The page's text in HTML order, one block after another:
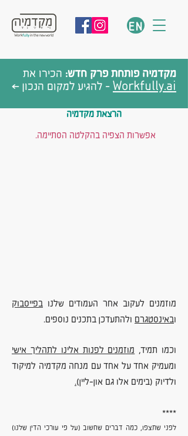
EN
מקדמיה פותחת פרק חדש: הכירו את
Workfully.ai- להגיע למקום הנכון >
הרצאת מקדמיה
אפשרות הצפיה בהקלטה הסתיימה.
מוזמנים לעקוב אחר העמודים שלנו בפייסבוק
ובאינסטגרם ולהתעדכן בתכנים נוספים.
וכמו תמיד,מוזמנים לפנות אלינו לתהליך אישי
ומעמיק אחד על אחד עם מנחה מקדמיה למיקוד
ולדיוק (בימים אלו גם און-ליין).
****
לפני שתצפו, כמה דברים שחשוב (על פי עורכי הדין שלנו)